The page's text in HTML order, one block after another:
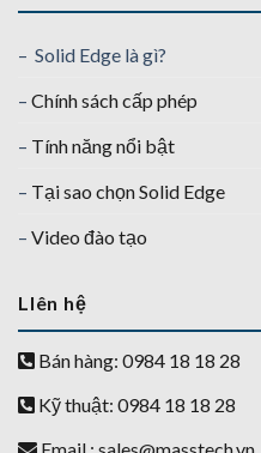
– Solid Edge là gì?
– Chính sách cấp phép
– Tính năng nổi bật
– Tại sao chọn Solid Edge
– Video đào tạo
LIên hệ
Bán hàng: 0984 18 18 28
Kỹ thuật: 0984 18 18 28
Email : sales@masstech.vn